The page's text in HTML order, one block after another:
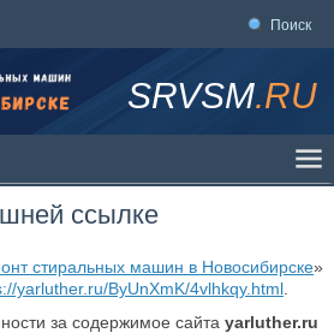
Поиск
SRVSM.RU
ссылке
стиральных машин в Новосибирске»
yarluther.ru/ByUnXmK/4vlhkqy.html.
за содержимое сайта yarluther.ru